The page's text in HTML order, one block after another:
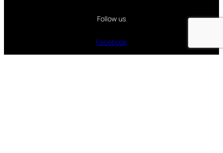
Follow us
Facebook